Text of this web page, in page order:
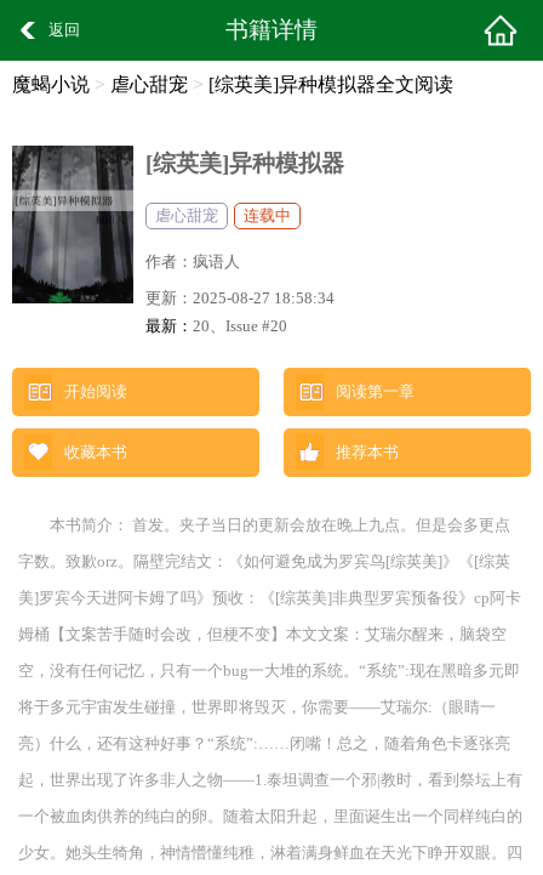
返回 书籍详情
魔蝎小说 > 虐心甜宠 > [综英美]异种模拟器全文阅读
[综英美]异种模拟器
虐心甜宠 连载中
作者： 疯语人
更新： 2025-08-27 18:58:34
最新： 20、Issue #20
开始阅读 阅读第一章
收藏本书 推荐本书
本书简介： 首发。夹子当日的更新会放在晚上九点。但是会多更点
字数。致歉orz。隔壁完结文：《如何避免成为罗宾鸟[综英美]》《[综英
美]罗宾今天进阿卡姆了吗》预收：《[综英美]非典型罗宾预备役》cp阿卡
姆桶【文案苦手随时会改，但梗不变】本文文案：艾瑞尔醒来，脑袋空
空，没有任何记忆，只有一个bug一大堆的系统。“系统”:现在黑暗多元即
将于多元宇宙发生碰撞，世界即将毁灭，你需要——艾瑞尔:（眼睛一
亮）什么，还有这种好事？“系统”:……闭嘴！总之，随着角色卡逐张亮
起，世界出现了许多非人之物——1.泰坦调查一个邪|教时，看到祭坛上有
一个被血肉供养的纯白的卵。随着太阳升起，里面诞生出一个同样纯白的
少女。她头生犄角，神情懵懂纯稚，淋着满身鲜血在天光下睁开双眼。四